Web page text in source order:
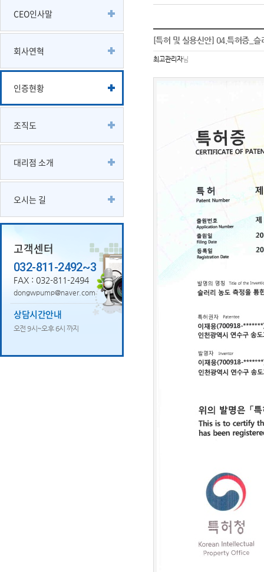
CEO인사말
회사연혁
인증현황
조직도
대리점 소개
오시는 길
고객센터
032-811-2492~3
FAX : 032-811-2494
dongwpump@naver.com
상담시간안내
오전 9시~오후 6시 까지
[특허 및 실용신안] 04.특허증_
최고관리자님